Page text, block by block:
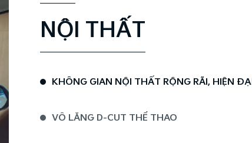
NỘI THẤT
KHÔNG GIAN NỘI THẤT RỘNG RÃI, HIỆN ĐẠI
VÔ LĂNG D-CUT THỂ THAO